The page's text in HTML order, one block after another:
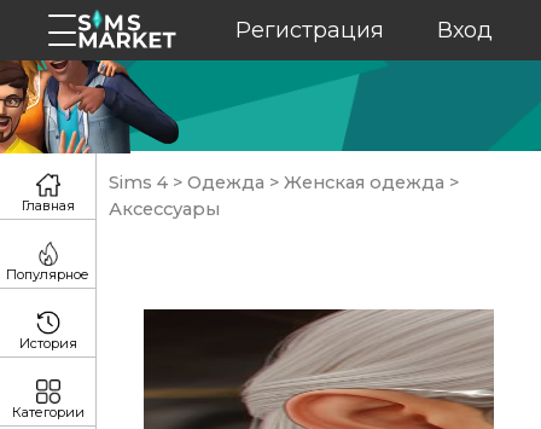
Регистрация Вход
Sims 4 > Одежда > Женская одежда >
Аксессуары
Главная
Популярное
История
Категории